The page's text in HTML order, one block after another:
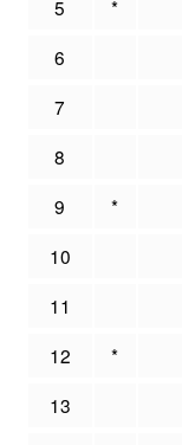
5
*
6
7
8
9
*
10
11
12
*
13